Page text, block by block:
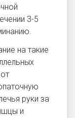
3-5
на такие
руки за
и